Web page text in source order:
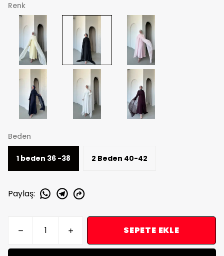
Renk
Beden
1 beden 36 -38 2 Beden 40-42
Paylaş:
SEPETE EKLE